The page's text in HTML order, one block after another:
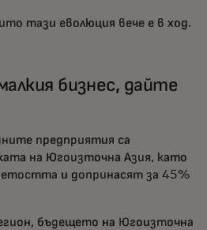
тази еволюция вече е в ход.
бизнес, дайте
предприятия са
на Югоизточна Азия, като
и допринасят за 45%
бъдещето на Югоизточна